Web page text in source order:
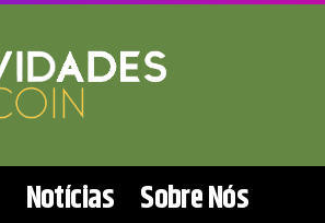
Notícias Sobre Nós